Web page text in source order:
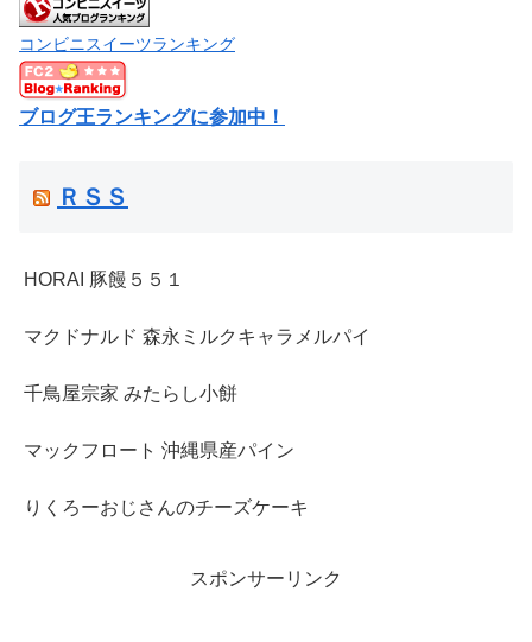
コンビニスイーツランキング
ブログ王ランキングに参加中！
ＲＳＳ
HORAI 豚饅５５１
マクドナルド 森永ミルクキャラメルパイ
千鳥屋宗家 みたらし小餅
マックフロート 沖縄県産パイン
りくろーおじさんのチーズケーキ
スポンサーリンク